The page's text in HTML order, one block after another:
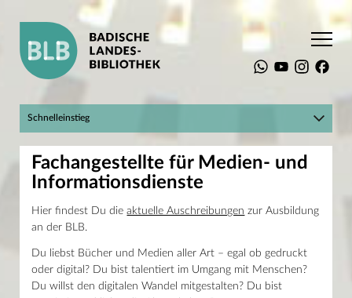
Startseite Die BLB
Suchen
Porträt
Ansprechpartner
Gebäude
Publikationen
Ausbildung
Ausbildung
Fachangestellte für Medien- und
Informationsdienste
Hier findest Du dieaktuelle Auschreibungen zur Ausbildung
an der BLB.
Du liebst Bücher und Medien aller Art – egal ob gedruckt
oder digital? Du bist talentiert im Umgang mit Menschen?
Du willst den digitalen Wandel mitgestalten? Du bist
Schnelleinstieg
Hier geht's zum BLBlog!
Mein Konto
Katalog plus
Raumbuchungssystem
Digitale Sammlungen
Online-Kurse und Tutorials
Erbprinzenstraße 15
76133 Karlsruhe